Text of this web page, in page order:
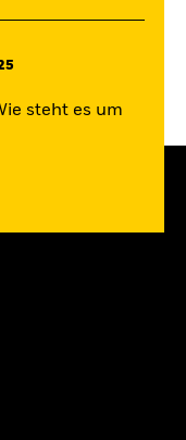
steht es um